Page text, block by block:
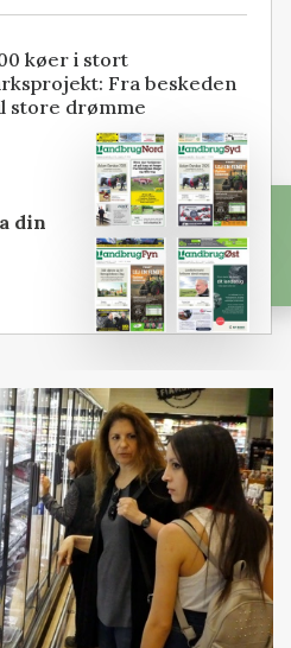
køer i stort
Fra beskeden
store drømme
din